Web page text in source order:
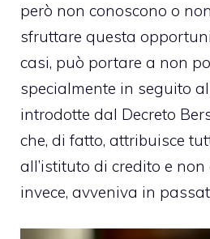
però non conoscono o
sfruttare questa
casi, può portare a non
specialmente in seguito
introdotte dal Decreto
che, di fatto, attribuisce
all’istituto di credito e non
invece, avveniva in